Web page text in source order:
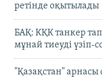
ретінде оқытылады
БАҚ: КҚК танкер
мұнай тиеуді үзіп-
"Қазақстан" арнасы